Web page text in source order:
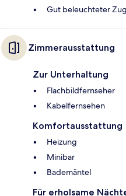
Gut beleuchteter
Zimmerausstattung
Zur Unterhaltung
Flachbildfernseher
Kabelfernsehen
Komfortausstattung
Heizung
Minibar
Bademäntel
Für erholsame